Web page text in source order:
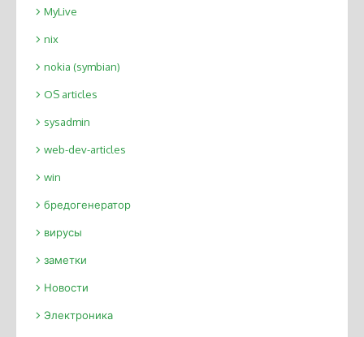
MyLive
nix
nokia (symbian)
OS articles
sysadmin
web-dev-articles
win
бредогенератор
вирусы
заметки
Новости
Электроника